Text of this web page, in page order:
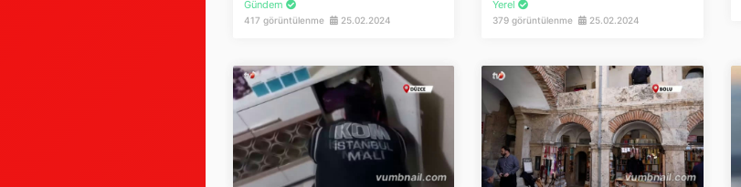
Gündem
417 görüntülenme 25.02.2024
Yerel
379 görüntülenme 25.02.2024